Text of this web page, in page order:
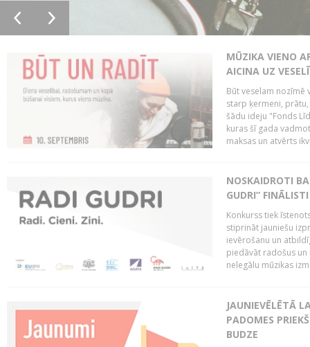
MŪZIKA VIENO
AICINA UZ
Būt veselam nozīmē
starp ķermeni,
šādu ideju "Fonds
kuras šī gada
maksas un atvērts
NOSKAIDROTI
GUDRI” FINĀLISTI
Konkurss tiek
stiprināt jauniešu
ievērošanu un
piedāvāt radošus
nelegālu mūzikas
JAUNIEVĒLĒTĀ
PADOMES
BUDZE